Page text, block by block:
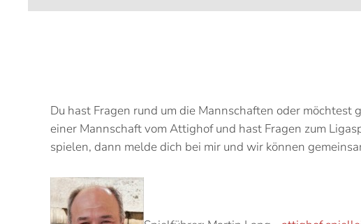
Du hast Fragen rund um die Mannschaften oder
einer Mannschaft vom Attighof und hast Fragen zum
spielen, dann melde dich bei mir und wir können